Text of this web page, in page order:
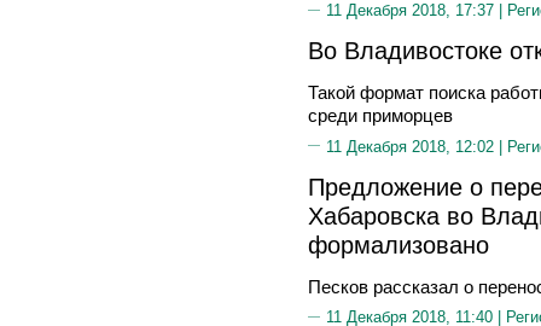
11 Декабря 2018, 17:37 |
Во Владивостоке
Такой формат поиска
среди приморцев
11 Декабря 2018, 12:02 |
Предложение о
Хабаровска во
формализовано
Песков рассказал о
11 Декабря 2018, 11:40 |